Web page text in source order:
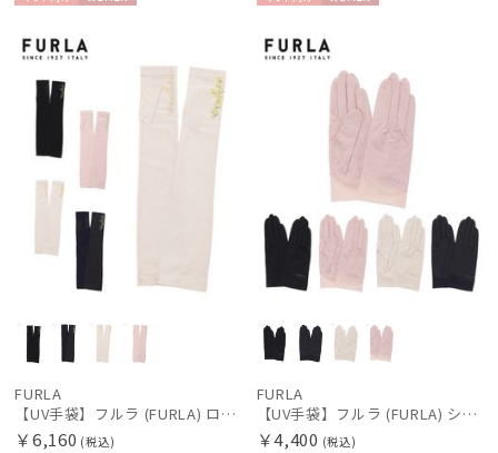
向け
N
FURLA
【UV手袋】フルラ (FURLA) ロング ＵＶ手袋 ミモザ 指無し 接触冷感
￥6,160 (税込)
向け
N
FURLA
【UV手袋】フルラ (FURLA) ショート ＵＶ手袋 ロゴ刺繍 5本指 接触冷感
￥4,400 (税込)